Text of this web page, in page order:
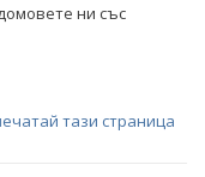
ни със
тази страница